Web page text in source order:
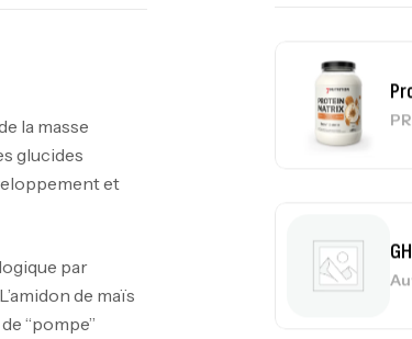
la masse
glucides
et
par
de maïs
“pompe”